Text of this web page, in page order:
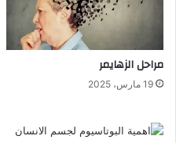
مراحل الزهايمر
19 مارس، 2025